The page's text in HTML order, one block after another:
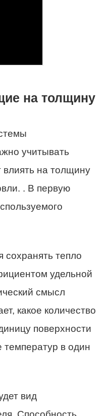
на толщину
учитывать
на толщину
. В первую
сохранять тепло
удельной
смысл
какое количество
поверхности
температур в один
вид